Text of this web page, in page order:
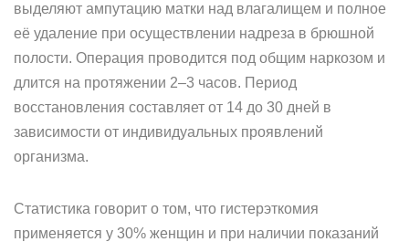
выделяют ампутацию матки над влагалищем и полное
её удаление при осуществлении надреза в брюшной
полости. Операция проводится под общим наркозом и
длится на протяжении 2–3 часов. Период
восстановления составляет от 14 до 30 дней в
зависимости от индивидуальных проявлений
организма.
Статистика говорит о том, что гистерэткомия
применяется у 30% женщин и при наличии показаний